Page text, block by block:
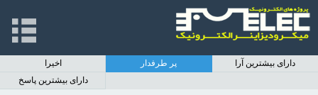
اخیرا پر طرفدار
دارای بیشترین آرا
دارای بیشترین پاسخ